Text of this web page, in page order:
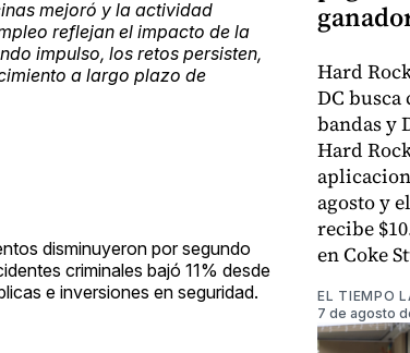
mejoró y la actividad
reflejan el impacto de la
impulso, los retos persisten,
a largo plazo de
disminuyeron por segundo
criminales bajó 11% desde
e inversiones en seguridad.
Hard
DC busca
bandas y
Hard
agosto y
recibe
en Coke
EL TIEMPO
7 de agosto